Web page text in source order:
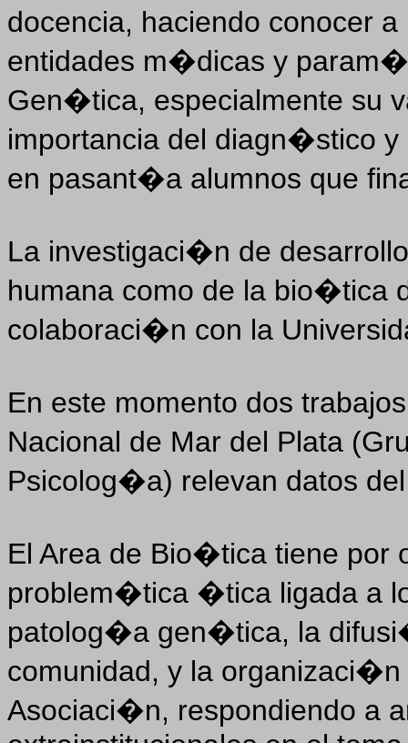
docencia, haciendo conocer
entidades m�dicas y
Gen�tica, especialmente su
importancia del diagn�stico
en pasant�a alumnos que
La investigaci�n de
humana como de la bio�tica
colaboraci�n con la
En este momento dos
Nacional de Mar del Plata
Psicolog�a) relevan datos
El Area de Bio�tica tiene por
problem�tica �tica ligada a
patolog�a gen�tica, la
comunidad, y la
Asociaci�n, respondiendo a